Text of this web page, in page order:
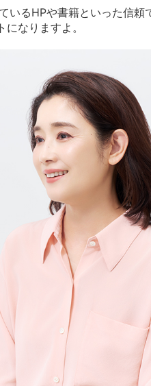
いるHPや書籍といった信頼
なりますよ。